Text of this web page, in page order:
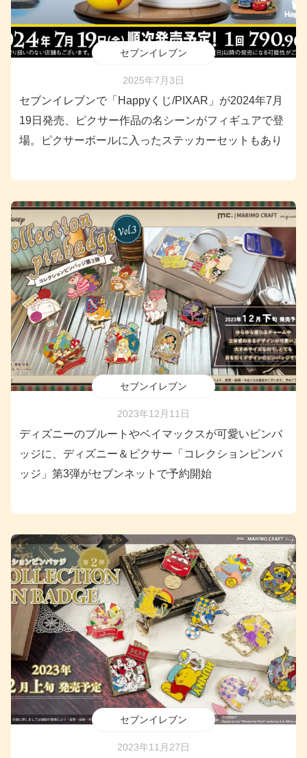
セブンイレブン
2025年7月3日
セブンイレブンで「Happyくじ/PIXAR」が2024年7月
19日発売、ピクサー作品の名シーンがフィギュアで登
場。ピクサーボールに入ったステッカーセットもあり
セブンイレブン
2023年12月11日
ディズニーのプルートやベイマックスが可愛いピンバ
ッジに、ディズニー＆ピクサー「コレクションピンバ
ッジ」第3弾がセブンネットで予約開始
セブンイレブン
2023年11月27日